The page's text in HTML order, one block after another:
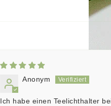
Anonym
Ich habe einen Teelichthalter